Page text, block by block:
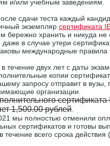
и/или учебным заведениям.
сдачи теста каждый
экземпляр сертификата
бережно хранить и никуда не
в случае утери
международные правила
в течение двух лет с даты
копии
запросу отправит в вузы,
организации.
1,500.00 рублей
мы полностью отменили
сертификатов и готовы
течение всего срока действия